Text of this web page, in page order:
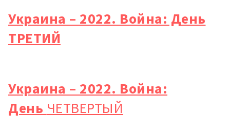
Украина – 2022. Война: День
ТРЕТИЙ
Украина – 2022. Война:
День ЧЕТВЕРТЫЙ
+ Добавить